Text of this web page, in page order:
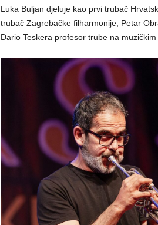
Luka Buljan djeluje kao prvi trubač
trubač Zagrebačke filharmonije, Petar
Dario Teskera profesor trube na